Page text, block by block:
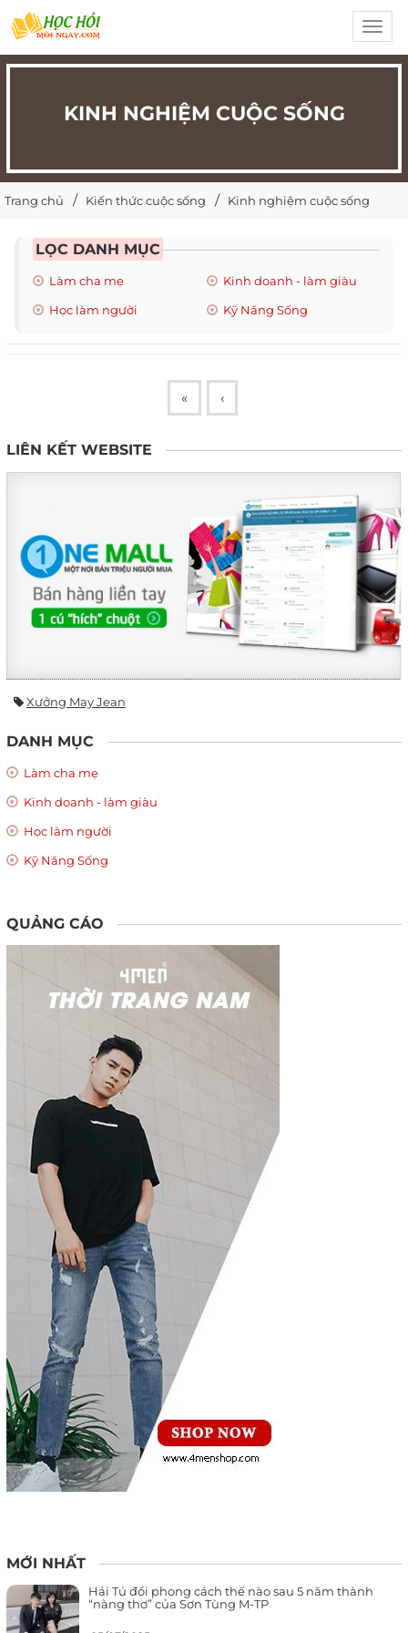
KINH NGHIỆM CUỘC SỐNG
Trang chủ Kiến thức cuộc sống Kinh nghiệm cuộc sống
LỌC DANH MỤC
Làm cha mẹ
Kinh doanh - làm giàu
Học làm người
Kỹ Năng Sống
« ‹
LIÊN KẾT WEBSITE
Xưởng May Jean
DANH MỤC
Làm cha mẹ
Kinh doanh - làm giàu
Học làm người
Kỹ Năng Sống
QUẢNG CÁO
MỚI NHẤT
Hải Tú đổi phong cách thế nào sau 5 năm thành
“nàng thơ” của Sơn Tùng M-TP